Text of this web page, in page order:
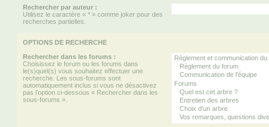
Rechercher par auteur :
Utilisez le caractère « * » comme joker pour des
recherches partielles.
OPTIONS DE RECHERCHE
Rechercher dans les forums :
Choisissez le forum ou les forums dans
le(s)quel(s) vous souhaitez effectuer une
recherche. Les sous-forums sont
automatiquement inclus si vous ne désactivez
pas l’option ci-dessous « Rechercher dans les
sous-forums ».